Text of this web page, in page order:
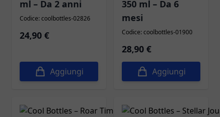
ml – Da 2 anni
Codice: coolbottles-02826
24,90 €
Aggiungi
350 ml – Da 6
mesi
Codice: coolbottles-01900
28,90 €
Aggiungi